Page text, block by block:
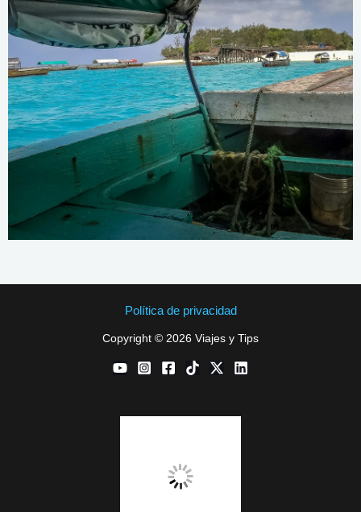
Política de privacidad
Copyright © 2026 Viajes y Tips